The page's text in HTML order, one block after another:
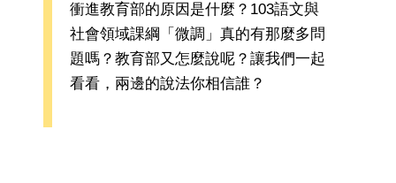
衝進教育部的原因是什麼？103語文與
社會領域課綱「微調」真的有那麼多問
題嗎？教育部又怎麼說呢？讓我們一起
看看，兩邊的說法你相信誰？